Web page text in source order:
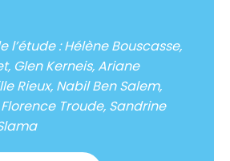
l’étude : Hélène Bouscasse,
Glen Kerneis, Ariane
Rieux, Nabil Ben Salem,
Troude, Sandrine